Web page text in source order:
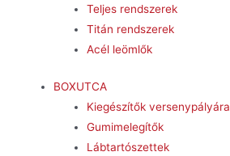
Teljes rendszerek
Titán rendszerek
Acél leömlők
BOXUTCA
Kiegészítők versenypályára
Gumimelegítők
Lábtartószettek